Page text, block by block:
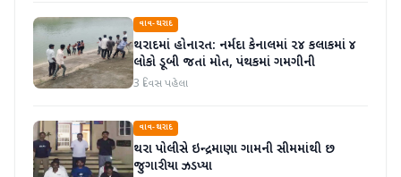
વાવ-થરાદ
થરાદમાં હોનારત: નર્મદા કેનાલમાં ૨૪ કલાકમાં ૪
લોકો ડૂબી જતાં મોત, પંથકમાં ગમગીની
3 દિવસ પહેલા
વાવ-થરાદ
થરા પોલીસે ઇન્દ્રમાણા ગામની સીમમાંથી છ
જુગારીયા ઝડપ્યા